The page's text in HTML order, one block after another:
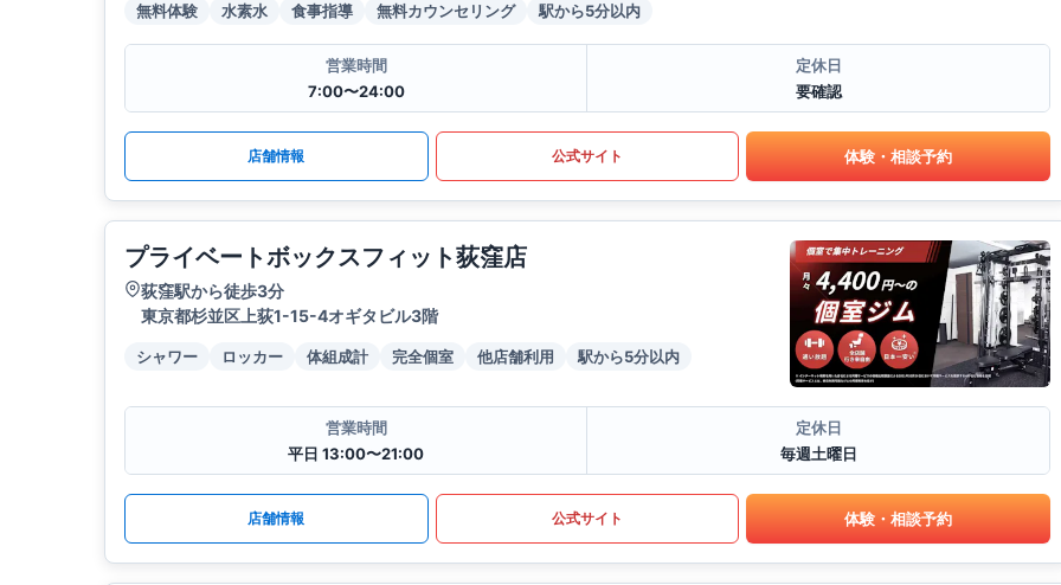
無料体験
水素水 食事指導 無料カウンセリング 駅から5分以内
営業時間
7:00〜24:00
定休日
要確認
店舗情報 公式サイト 体験・相談予約
プライベートボックスフィット荻窪店
荻窪駅から徒歩3分
東京都杉並区上荻1-15-4オギタビル3階
シャワー ロッカー 体組成計 完全個室 他店舗利用 駅から5分以内
営業時間
平日 13:00〜21:00
定休日
毎週土曜日
店舗情報 公式サイト 体験・相談予約